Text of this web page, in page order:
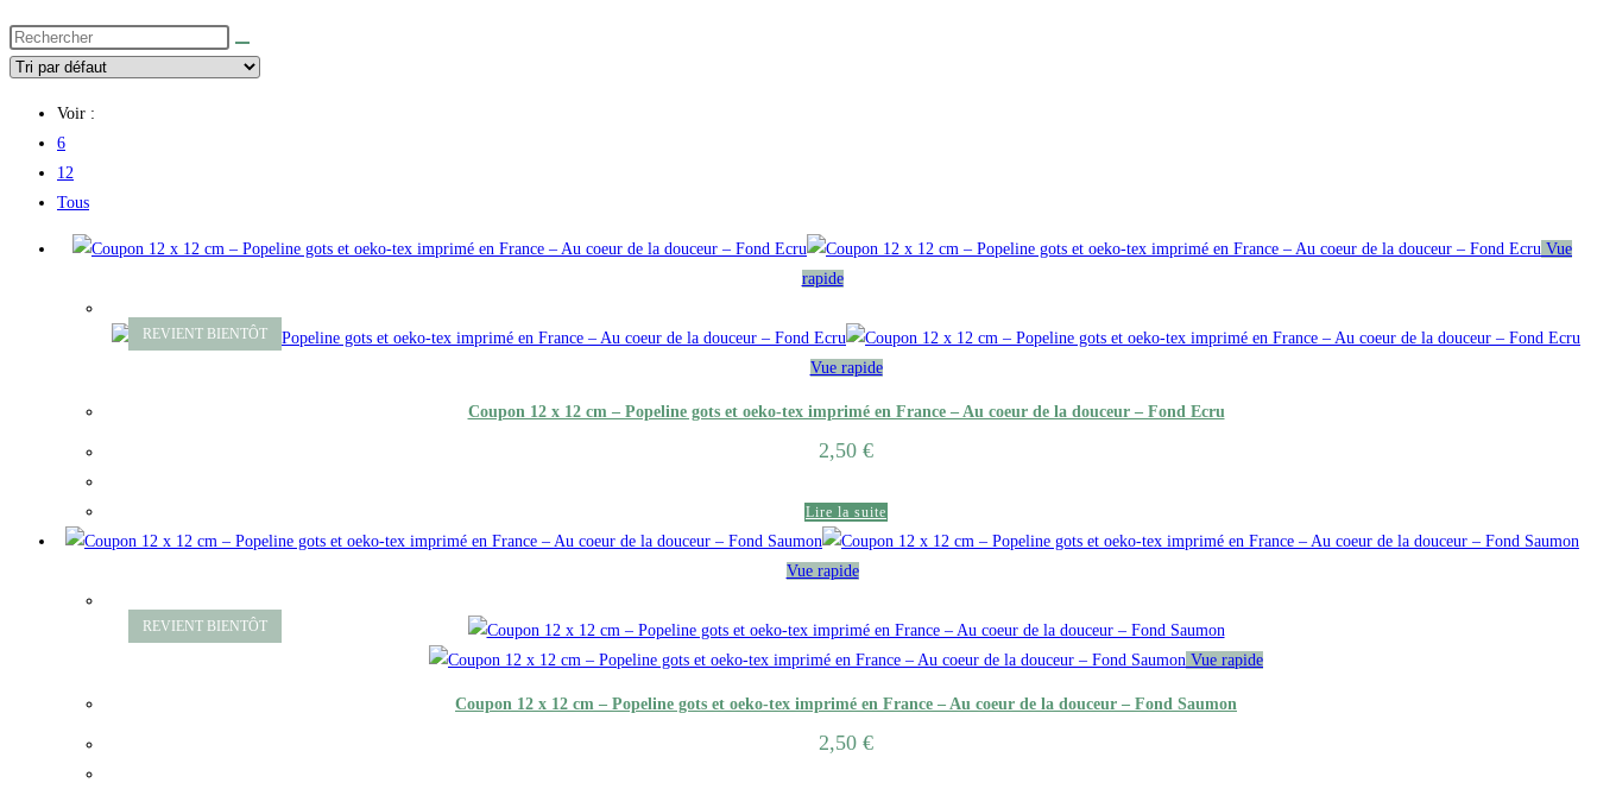
search
Voir :
6
12
Tous
Vue
rapide
Vue rapide
Coupon 12 x 12 cm – Popeline gots et oeko-tex imprimé en France – Au coeur de la douceur – Fond Ecru
2,50 €
Lire la suite
Vue rapide
Vue rapide
Coupon 12 x 12 cm – Popeline gots et oeko-tex imprimé en France – Au coeur de la douceur – Fond Saumon
2,50 €